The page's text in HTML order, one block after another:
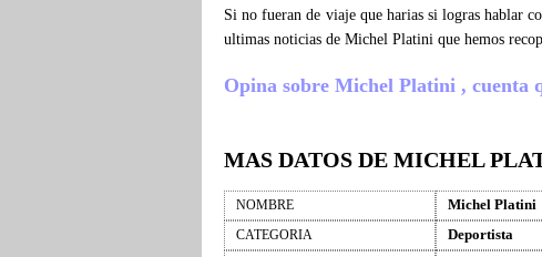
Si no fueran de viaje que harias si logras hablar
ultimas noticias de Michel Platini que hemos
Opina sobre Michel Platini , cuenta
MAS DATOS DE MICHEL
NOMBRE Michel Platini
CATEGORIA Deportista